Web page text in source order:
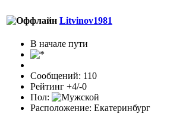
Litvinov1981
В начале пути
Сообщений: 110
Рейтинг +4/-0
Пол:
Расположение: Екатеринбург